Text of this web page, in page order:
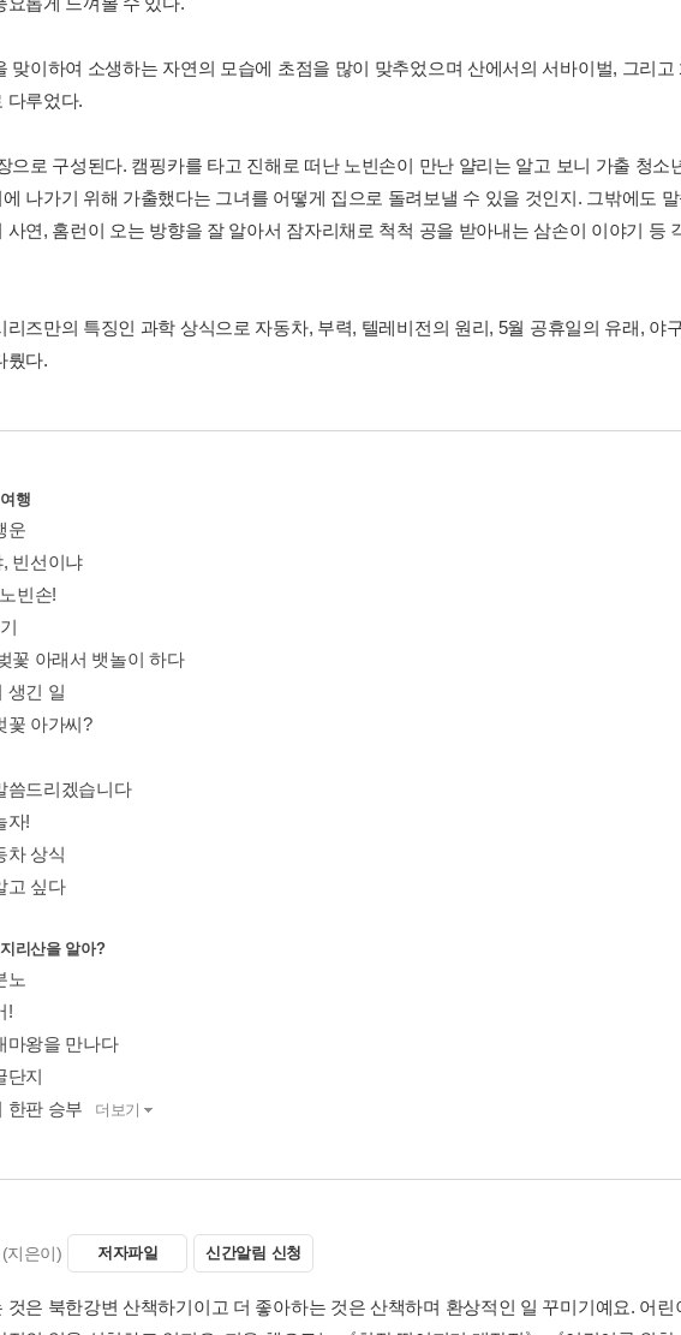
맞이하여 소생하는 자연의 모습에 초점을 많이 맞추었으며 산에서의 서바이벌, 그리
다루었다.
으로 구성된다. 캠핑카를 타고 진해로 떠난 노빈손이 만난 얄리는 알고 보니 가출 청소
나가기 위해 가출했다는 그녀를 어떻게 집으로 돌려보낼 수 있을 것인지. 그밖에도
사연, 홈런이 오는 방향을 잘 알아서 잠자리채로 척척 공을 받아내는 삼손이 이야기 등
리즈만의 특징인 과학 상식으로 자동차, 부력, 텔레비전의 원리, 5월 공휴일의 유래, 야
뤘다.
행
운
빈선이냐
빈손!
꽃 아래서 뱃놀이 하다
생긴 일
꽃 아가씨?
씀드리겠습니다
자!
차 상식
고 싶다
리산을 알아?
노
!
마왕을 만나다
단지
한판 승부
더보기
(지은이) 저자파일 신간알림 신청
것은 북한강변 산책하기이고 더 좋아하는 것은 산책하며 환상적인 일 꾸미기예요. 어